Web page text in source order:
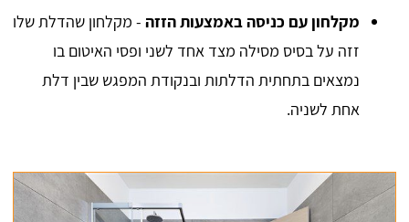
מקלחון עם כניסה באמצעות הזזה - מקלחון שהדלת שלו
זזה על בסיס מסילה מצד אחד לשני ופסי האיטום בו
נמצאים בתחתית הדלתות ובנקודת המפגש שבין דלת
אחת לשניה.